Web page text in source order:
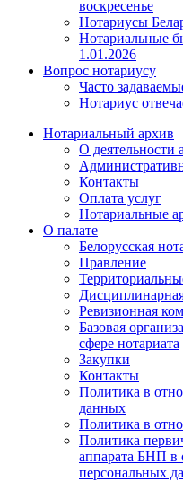
воскресенье
Нотариусы
Нотариальные
1.01.2026
Вопрос нотариусу
Часто
Нотариус
Нотариальный архив
О деятельности
Контакты
Оплата услуг
Нотариальные
О палате
Белорусская
Правление
Ревизионная
Базовая
сфере нотариата
Закупки
Контакты
Политика в
данных
Политика в
Политика
аппарата БНП в
персональных